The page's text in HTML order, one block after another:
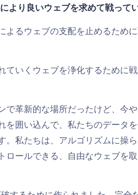
より良いウェブを求めて戦ってい
よるウェブの支配を止めるため
ていくウェブを浄化するために
で革新的な場所だったけど、今
を囲い込んで、私たちのデータ
私たちは、アルゴリズムに操ら
ロールできる、自由なウェブを